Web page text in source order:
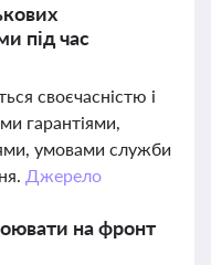
під час
своєчасністю і
гарантіями,
умовами служби
Джерело
на фронт